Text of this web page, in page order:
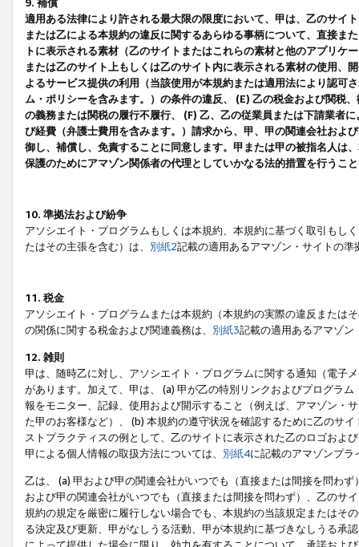
9. 補償
適用ある法律により許される最大限の限度において、甲は、乙のサイ
または乙による本規約の違反に関するあらゆる事柄について、直接ま
トに表示される素材（乙のサイトまたはこれらの素材と他のアプリ
または乙のサイト上もしくは乙のサイト内に表示される素材の使用、
よるサービス提供の利用（当該使用が本規約または適用法により認可
ム・ポリシーを含みます。）の条件の違反、 (E) 乙の税金および関税
の義務または関税の履行不履行、 (F) 乙、乙の従業員または下請業者
び経費（弁護士費用を含みます。）請求から、甲、甲の関連会社およ
御し、補償し、免責することに同意します。甲または甲の被指名人は
保護のためにアマゾン関係者の代理としていかなる法的措置を行うこ
10. 準拠法および紛争
アソシエイト・プログラムもしくは本規約、本規約に基づく取引もし
たはその主張を含む）は、 別紙2記載の適用あるアマゾン・サイトの
11. 税金
アソシエイト・プログラムまたは本規約（本規約の実際の違反または
の関係に関する税金および関連義務は、 別紙3記載の適用あるアマゾン
12. 雑則
甲は、随時乙に対し、アソシエイト・プログラムに関する通知（電子
があります。加えて、甲は、 (a) 甲が乙の特別リンクおよびプログラ
報をモニター、記録、使用および開示すること（例えば、アマゾン・
た甲のお客様など）、 (b) 本規約の遵守状況を確認するために乙のサ
ストプラクティスの例として、乙のサイトに表示された乙のロゴおよ
甲による個人情報の取扱方法については、 別紙4に記載のアマゾンプ
乙は、 (a) 甲および甲の関連会社がいつでも（直接または間接を問わ
および甲の関連会社がいつでも（直接または間接を問わず）、乙のサ
規約の規定を厳密に履行しない場合でも、本規約の当該規定またはそ
る決定及び更新、甲がなしうる活動、甲が本規約に基づきなしうる承